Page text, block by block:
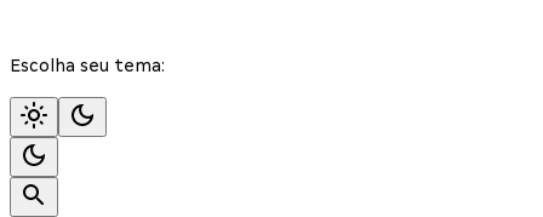
Escolha seu tema: